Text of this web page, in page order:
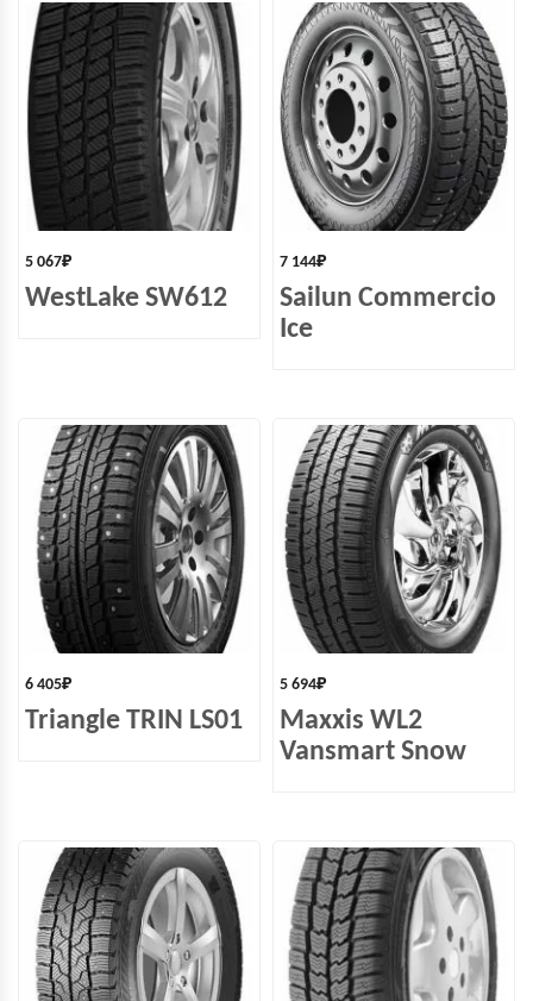
5 067₽
WestLake SW612
7 144₽
Sailun Commercio
Ice
6 405₽
Triangle TRIN LS01
5 694₽
Maxxis WL2
Vansmart Snow